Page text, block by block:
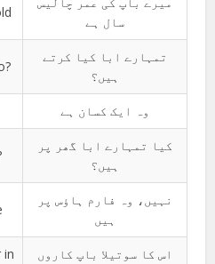
سال ہے
تمہارے ابا کیا کرتے
ہیں؟
وہ ایک کسان ہے
کیا تمہارے ابا گھر پر
ہیں؟
نہیں، وہ فارم ہاؤس پر
ہیں
in
اس کا سوتیلا باپ کاروں